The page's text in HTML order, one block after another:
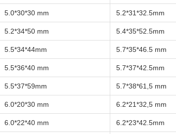
5.0*30*30 mm 5.2*31*32.5mm
5.2*34*50 mm 5.4*35*52.5mm
5.5*34*44mm 5.7*35*46.5 mm
5.5*36*40 mm 5.7*37*42.5mm
5.5*37*59mm 5.7*38*61,5 mm
6.0*20*30 mm 6.2*21*32,5 mm
6.0*22*40 mm 6.2*23*42.5mm